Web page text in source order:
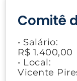
Comitê
• Salário:
R$ 1.400,00
• Local:
Vicente